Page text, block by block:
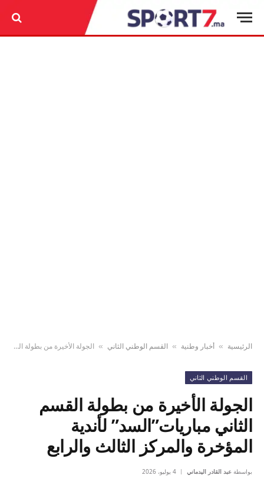
الرئيسية » أخبار وطنية » القسم الوطني الثاني » الجولة الأخيرة من بطولة القسم الثاني مباريات”السد” لأندية المؤخرة والمركز الثالث والرابع
القسم الوطني الثاني
الجولة الأخيرة من بطولة القسم
الثاني مباريات”السد” لأندية
المؤخرة والمركز الثالث والرابع
بواسطة عبد القادر اليدماني 4 يوليو، 2026